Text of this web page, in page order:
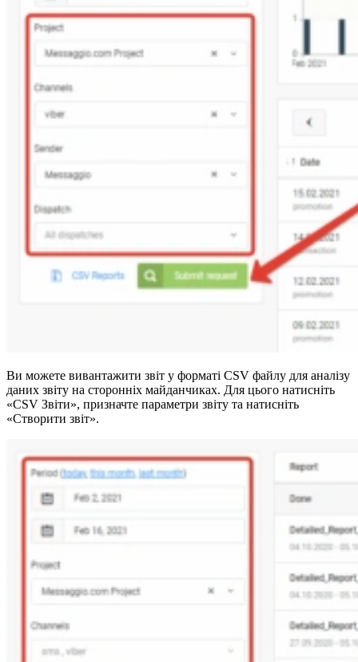
Ви можете вивантажити звіт у форматі CSV файлу для аналізу
даних звіту на сторонніх майданчиках. Для цього натисніть
«CSV Звіти», призначте параметри звіту та натисніть
«Створити звіт».